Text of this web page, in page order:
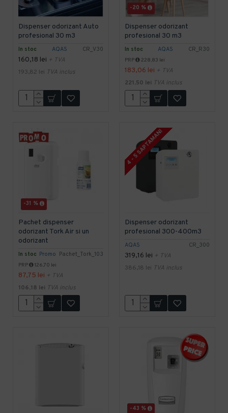
In stoc AQAS CR_V30
Dispenser odorizant Auto
profesional 30 m3
160,18 lei + TVA
193,82 lei TVA inclus
-20 %
In stoc AQAS CR_R30
Dispenser odorizant
profesional 30 m3
PRP 228,83 lei
183,06 lei + TVA
221,50 lei TVA inclus
-31 %
In stoc Promo Pachet_Tork_103
Pachet dispenser
odorizant Tork Air si un
odorizant
PRP 126,70 lei
87,75 lei + TVA
106,18 lei TVA inclus
4 - 5 SAPTAMANI
AQAS CR_300
Dispenser odorizant
profesional 300-400m3
319,16 lei + TVA
386,18 lei TVA inclus
-43 %